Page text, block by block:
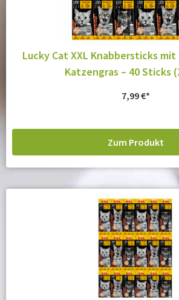
Lucky Cat XXL Knabbersticks
Katzengras – 40 Sticks
7,99€
Zum Produkt